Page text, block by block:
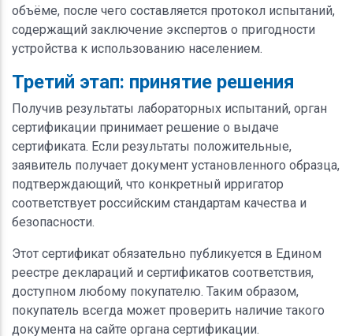
объёме, после чего составляется протокол испытаний,
содержащий заключение экспертов о пригодности
устройства к использованию населением.
Третий этап: принятие решения
Получив результаты лабораторных испытаний, орган
сертификации принимает решение о выдаче
сертификата. Если результаты положительные,
заявитель получает документ установленного образца,
подтверждающий, что конкретный ирригатор
соответствует российским стандартам качества и
безопасности.
Этот сертификат обязательно публикуется в Едином
реестре деклараций и сертификатов соответствия,
доступном любому покупателю. Таким образом,
покупатель всегда может проверить наличие такого
документа на сайте органа сертификации.